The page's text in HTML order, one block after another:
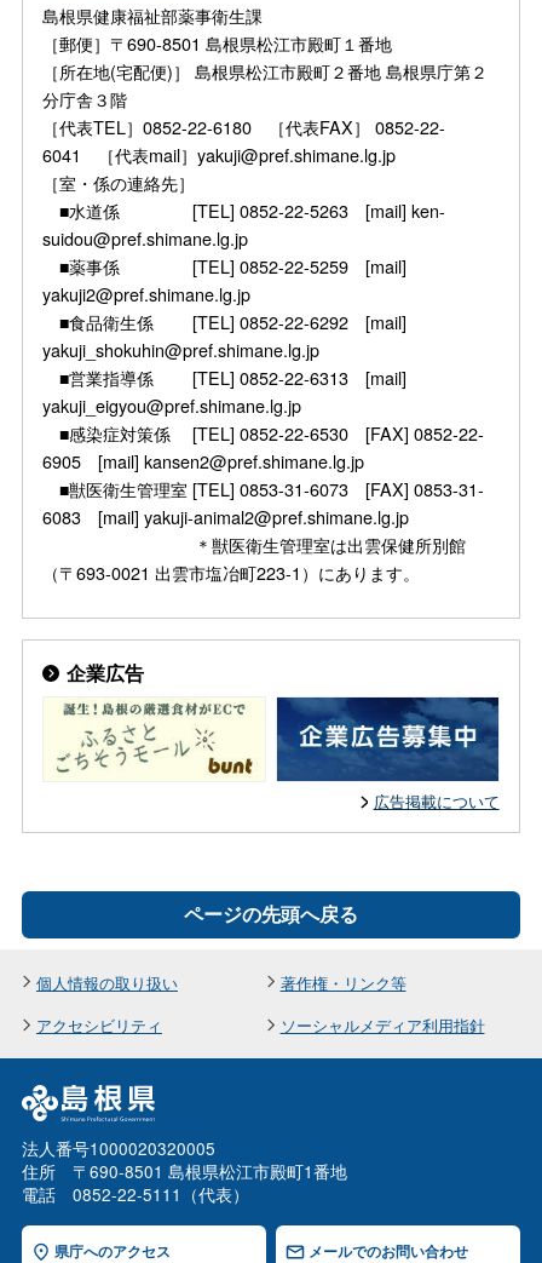
島根県健康福祉部薬事衛生課
［郵便］〒690-8501 島根県松江市殿町１番地
［所在地(宅配便)］ 島根県松江市殿町２番地 島根県庁第２
分庁舎３階
［代表TEL］0852-22-6180 ［代表FAX］ 0852-22-
6041 ［代表mail］yakuji@pref.shimane.lg.jp
［室・係の連絡先］
■水道係 [TEL] 0852-22-5263 [mail] ken-
suidou@pref.shimane.lg.jp
■薬事係 [TEL] 0852-22-5259 [mail]
yakuji2@pref.shimane.lg.jp
■食品衛生係 [TEL] 0852-22-6292 [mail]
yakuji_shokuhin@pref.shimane.lg.jp
■営業指導係 [TEL] 0852-22-6313 [mail]
yakuji_eigyou@pref.shimane.lg.jp
■感染症対策係 [TEL] 0852-22-6530 [FAX] 0852-22-
6905 [mail] kansen2@pref.shimane.lg.jp
■獣医衛生管理室 [TEL] 0853-31-6073 [FAX] 0853-31-
6083 [mail] yakuji-animal2@pref.shimane.lg.jp
＊獣医衛生管理室は出雲保健所別館
（〒693-0021 出雲市塩冶町223-1）にあります。
企業広告
広告掲載について
ページの先頭へ戻る
個人情報の取り扱い
著作権・リンク等
アクセシビリティ
ソーシャルメディア利用指針
法人番号1000020320005
住所 〒690-8501 島根県松江市殿町1番地
電話 0852-22-5111（代表）
県庁へのアクセス メールでのお問い合わせ